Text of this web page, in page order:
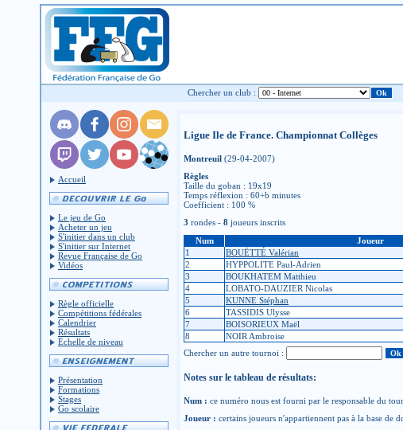
Chercher un club :
Accueil
Le jeu de Go
Acheter un jeu
S'initier dans un club
S'initier sur Internet
Revue Française de Go
Vidéos
Règle officielle
Compétitions fédérales
Calendrier
Résultats
Échelle de niveau
Présentation
Formations
Stages
Go scolaire
Ligue Ile de France. Championnat Collèges
Montreuil (29-04-2007)
Règles
Taille du goban : 19x19
Temps réflexion : 60+b minutes
Coefficient : 100 %
3 rondes - 8 joueurs inscrits
Num
Joueur
1
BOUËTTÉ Valérian
2
HYPPOLITE Paul-Adrien
3
BOUKHATEM Matthieu
4
LOBATO-DAUZIER Nicolas
5
KUNNE Stéphan
6
TASSIDIS Ulysse
7
BOISORIEUX Maël
8
NOIR Ambroise
Chercher un autre tournoi :
Notes sur le tableau de résultats:
Num : ce numéro nous est fourni par le responsable du
Joueur : certains joueurs n'appartiennent pas à la base de